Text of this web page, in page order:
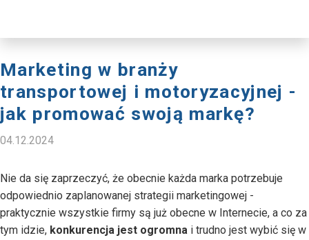
Marketing w branży
transportowej i motoryzacyjnej -
jak promować swoją markę?
04.12.2024
Nie da się zaprzeczyć, że obecnie każda marka potrzebuje
odpowiednio zaplanowanej strategii marketingowej -
praktycznie wszystkie firmy są już obecne w Internecie, a co za
tym idzie, konkurencja jest ogromna i trudno jest wybić się w